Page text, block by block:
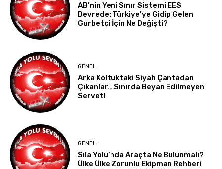
AB’nin Yeni Sınır Sistemi EES
Devrede: Türkiye’ye Gidip Gelen
Gurbetçi İçin Ne Değişti?
GENEL
Arka Koltuktaki Siyah Çantadan
Çıkanlar… Sınırda Beyan Edilmeyen
Servet!
GENEL
Sıla Yolu’nda Araçta Ne Bulunmalı?
Ülke Ülke Zorunlu Ekipman Rehberi